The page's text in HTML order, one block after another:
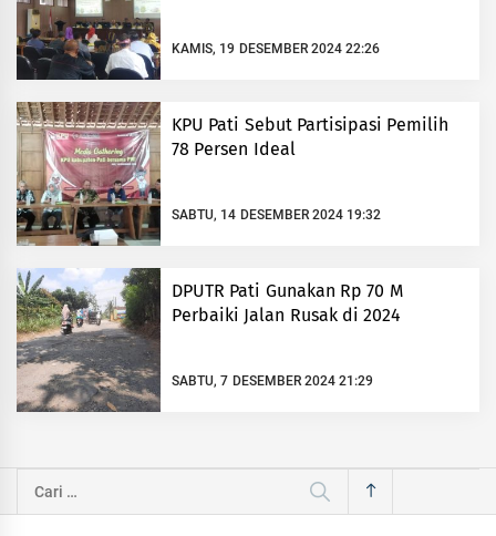
KAMIS, 19 DESEMBER 2024 22:26
KPU Pati Sebut Partisipasi Pemilih
78 Persen Ideal
SABTU, 14 DESEMBER 2024 19:32
DPUTR Pati Gunakan Rp 70 M
Perbaiki Jalan Rusak di 2024
SABTU, 7 DESEMBER 2024 21:29
Cari
untuk: